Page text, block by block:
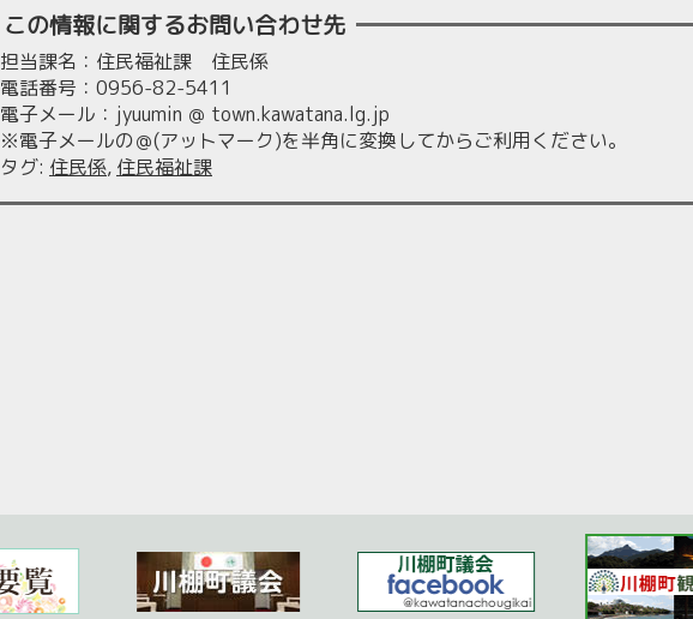
この情報に関するお問い合わせ先
担当課名：住民福祉課 住民係
電話番号：0956-82-5411
電子メール：jyuumin ＠ town.kawatana.lg.jp
※電子メールの＠(アットマーク)を半角に変換してからご利用ください。
タグ: 住民係, 住民福祉課